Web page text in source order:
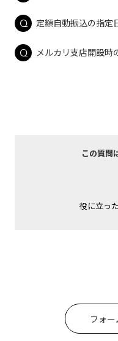
定額自動振込の指定
メルカリ支店開設時
この質問
役に立った
フォ